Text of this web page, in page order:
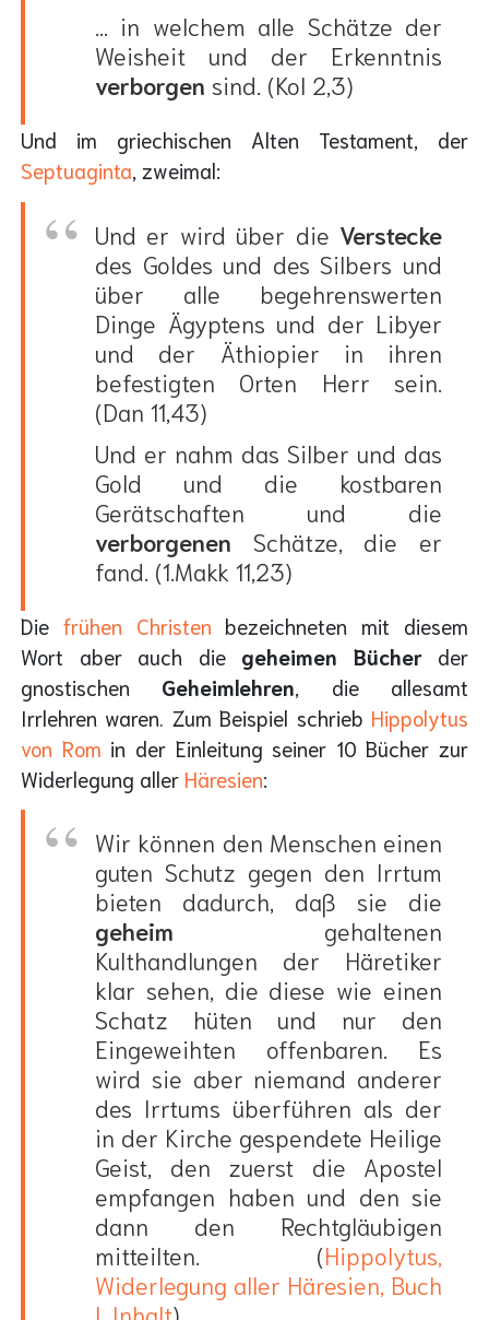
... in welchem alle Schätze der
Weisheit und der Erkenntnis
verborgen sind. (Kol 2,3)
Und im griechischen Alten Testament, der
Septuaginta, zweimal:
Und er wird über die Verstecke
des Goldes und des Silbers und
über alle begehrenswerten
Dinge Ägyptens und der Libyer
und der Äthiopier in ihren
befestigten Orten Herr sein.
(Dan 11,43)
Und er nahm das Silber und das
Gold und die kostbaren
Gerätschaften und die
verborgenen Schätze, die er
fand. (1.Makk 11,23)
Die frühen Christen bezeichneten mit diesem
Wort aber auch die geheimen Bücherder
gnostischen Geheimlehren , die allesamt
Irrlehren waren. Zum Beispiel schrieb Hippolytus
von Rom in der Einleitung seiner 10 Bücher zur
Widerlegung aller Häresien:
Wir können den Menschen einen
guten Schutz gegen den Irrtum
bieten dadurch, daß sie die
geheim gehaltenen
Kulthandlungen der Häretiker
klar sehen, die diese wie einen
Schatz hüten und nur den
Eingeweihten offenbaren. Es
wird sie aber niemand anderer
des Irrtums überführen als der
in der Kirche gespendete Heilige
Geist, den zuerst die Apostel
empfangen haben und den sie
dann den Rechtgläubigen
mitteilten. (Hippolytus,
Widerlegung aller Häresien, Buch
I, Inhalt)